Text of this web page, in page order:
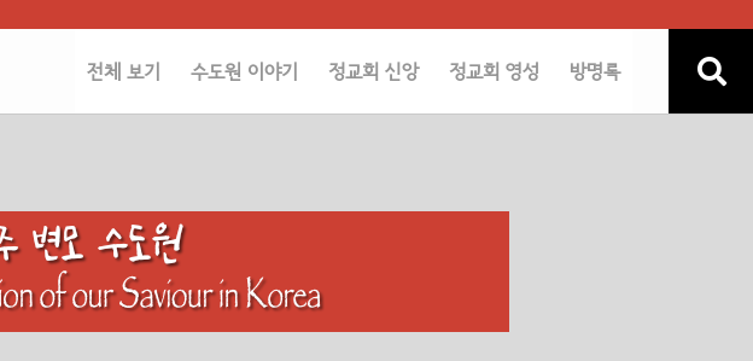
전체 보기 수도원 이야기 정교회 신앙 정교회 영성 방명록